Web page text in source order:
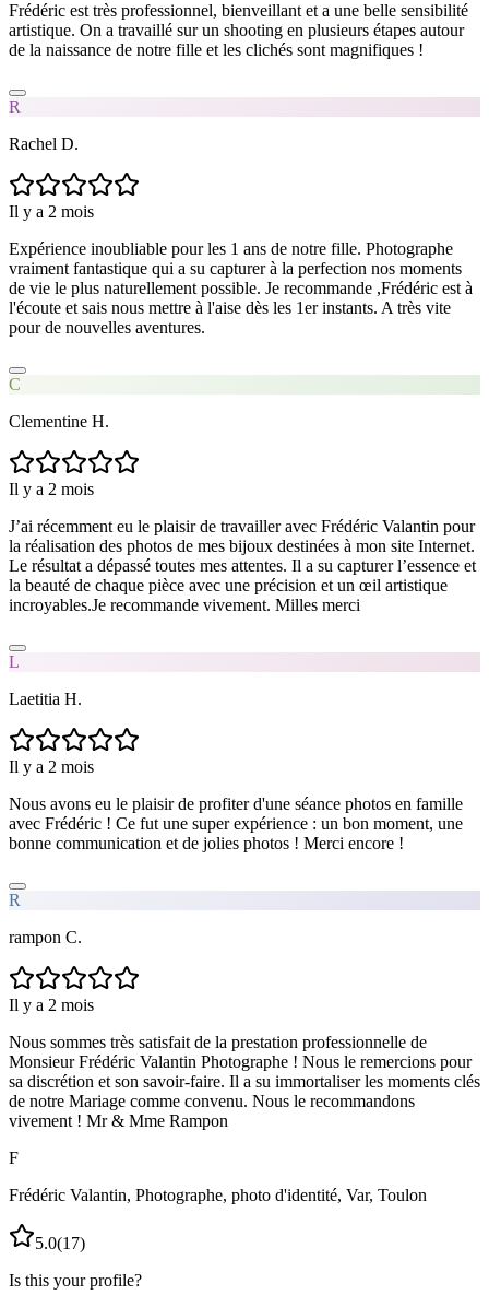
Frédéric est très professionnel, bienveillant et a une belle sensibilité
artistique. On a travaillé sur un shooting en plusieurs étapes autour
de la naissance de notre fille et les clichés sont magnifiques !
R
Rachel D.
Il y a 2 mois
Expérience inoubliable pour les 1 ans de notre fille. Photographe
vraiment fantastique qui a su capturer à la perfection nos moments
de vie le plus naturellement possible. Je recommande ,Frédéric est à
l'écoute et sais nous mettre à l'aise dès les 1er instants. A très vite
pour de nouvelles aventures.
C
Clementine H.
Il y a 2 mois
J’ai récemment eu le plaisir de travailler avec Frédéric Valantin pour
la réalisation des photos de mes bijoux destinées à mon site Internet.
Le résultat a dépassé toutes mes attentes. Il a su capturer l’essence et
la beauté de chaque pièce avec une précision et un œil artistique
incroyables.Je recommande vivement. Milles merci
L
Laetitia H.
Il y a 2 mois
Nous avons eu le plaisir de profiter d'une séance photos en famille
avec Frédéric ! Ce fut une super expérience : un bon moment, une
bonne communication et de jolies photos ! Merci encore !
R
rampon C.
Il y a 2 mois
Nous sommes très satisfait de la prestation professionnelle de
Monsieur Frédéric Valantin Photographe ! Nous le remercions pour
sa discrétion et son savoir-faire. Il a su immortaliser les moments clés
de notre Mariage comme convenu. Nous le recommandons
vivement ! Mr & Mme Rampon
F
Frédéric Valantin, Photographe, photo d'identité, Var, Toulon
5.0(17)
Is this your profile?